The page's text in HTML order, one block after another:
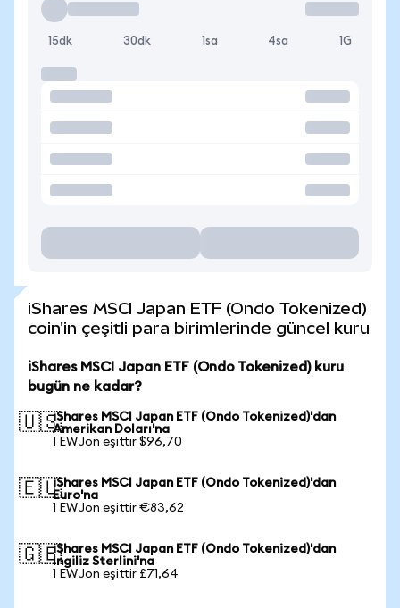
15dk 30dk 1sa 4sa 1G
iShares MSCI Japan ETF (Ondo Tokenized)
coin'in çeşitli para birimlerinde güncel kuru
iShares MSCI Japan ETF (Ondo Tokenized) kuru
bugün ne kadar?
🇺🇸iShares MSCI Japan ETF (Ondo Tokenized)'dan
Amerikan Doları'na
1 EWJon eşittir $96,70
🇪🇺iShares MSCI Japan ETF (Ondo Tokenized)'dan
Euro'na
1 EWJon eşittir €83,62
🇬🇧iShares MSCI Japan ETF (Ondo Tokenized)'dan
İngiliz Sterlini'na
1 EWJon eşittir £71,64